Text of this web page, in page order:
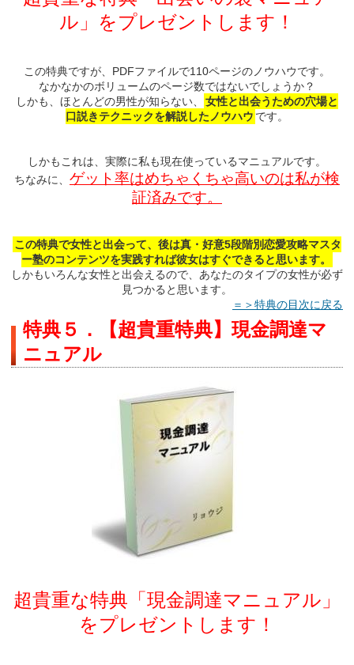
ル」をプレゼントします！
この特典ですが、PDFファイルで110ページのノウハウです。
なかなかのボリュームのページ数ではないでしょうか？
しかも、ほとんどの男性が知らない、
女性と出会うための穴場と
口説きテクニックを解説したノウハウ です。
しかもこれは、実際に私も現在使っているマニュアルです。
ちなみに、 ゲット率はめちゃくちゃ高いのは私が検
証済みです。
この特典で女性と出会って、後は真・好意5段階別恋愛攻略マスタ
ー塾のコンテンツを実践すれば彼女はすぐできると思います。
しかもいろんな女性と出会えるので、あなたのタイプの女性が必ず
見つかると思います。
＝＞特典の目次に戻る
特典５．【超貴重特典】現金調達マ
ニュアル
超貴重な特典「現金調達マニュアル」
をプレゼントします！